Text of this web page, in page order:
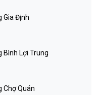
Gia Định
Bình Lợi Trung
Chợ Quán